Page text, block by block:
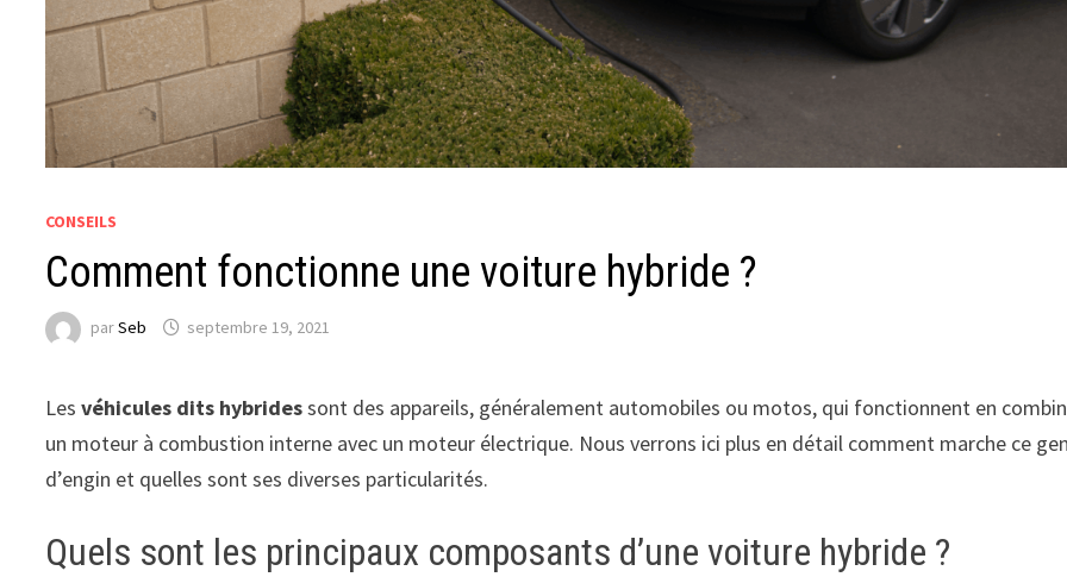
CONSEILS
Comment fonctionne une voiture hybride ?
parSeb septembre 19, 2021
Lesvéhicules dits hybridessont des appareils, généralement automobiles ou motos, qui fonctionnent en
un moteur à combustion interne avec un moteur électrique. Nous verrons ici plus en détail comment marche ce
d’engin et quelles sont ses diverses particularités.
Quels sont les principaux composants d’une voiture hybride ?